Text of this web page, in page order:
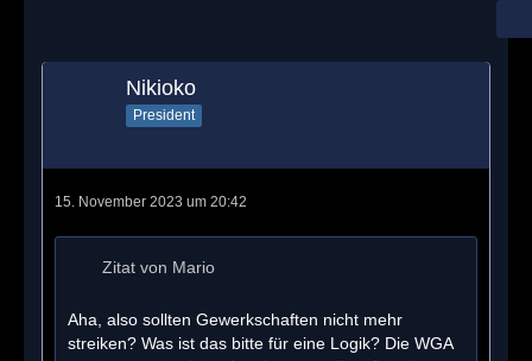
Nikioko
President
15. November 2023 um 20:42
Zitat von Mario
Aha, also sollten Gewerkschaften nicht mehr
streiken? Was ist das bitte für eine Logik? Die WGA